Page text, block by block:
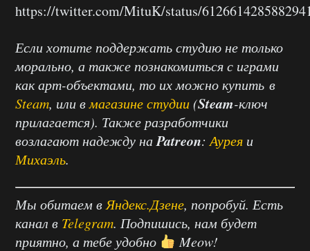
https://twitter.com/MituK/status/
Если хотите поддержать студию не только
морально, а также познакомиться с играми
как арт-объектами, то их можно купить в
Steam, или вмагазине студии(Steam-ключ
прилагается). Также разработчики
возлагают надежду наPatreon: Аурея и
Михаэль.
Мы обитаем в Яндекс.Дзене, попробуй. Есть
канал в Telegram. Подпишись, нам будет
приятно, а тебе удобно
Meow!